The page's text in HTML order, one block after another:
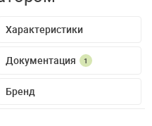
Характеристики
Документация 1
Бренд